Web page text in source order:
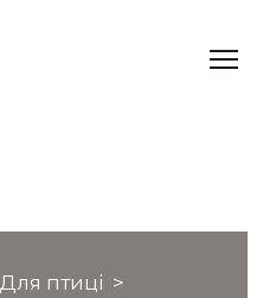
Для птиці